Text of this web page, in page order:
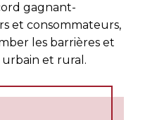
gagnant-
et consommateurs,
les barrières et
et rural.